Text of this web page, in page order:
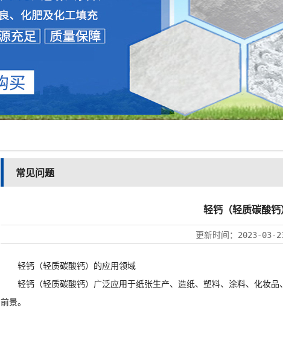
常见问题
轻钙（轻质碳酸
更新时间： 2023-03-
轻钙（轻质碳酸钙）的应用领域
轻钙（轻质碳酸钙）广泛应用于纸张生产、造纸、塑料、涂料、化妆品
前景。